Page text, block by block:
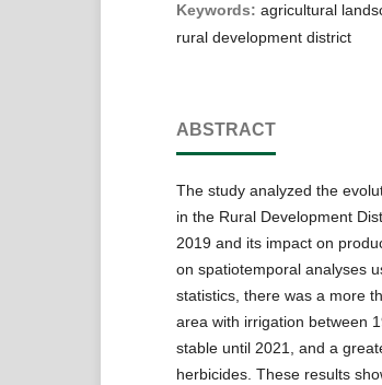
Keywords: agricultural
rural development district
ABSTRACT
The study analyzed the
in the Rural Development
2019 and its impact on
on spatiotemporal analyses
statistics, there was a more
area with irrigation between
stable until 2021, and a
herbicides. These results